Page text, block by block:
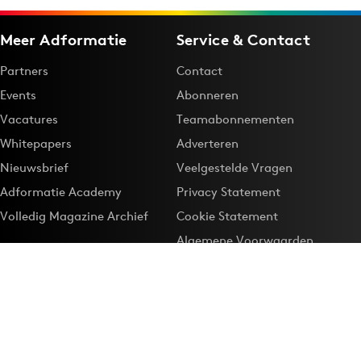
Meer Adformatie
Partners
Events
Vacatures
Whitepapers
Nieuwsbrief
Adformatie Academy
Volledig Magazine Archief
Service & Contact
Contact
Abonneren
Teamabonnementen
Adverteren
Veelgestelde Vragen
Privacy Statement
Cookie Statement
Algemene Voorwaarden